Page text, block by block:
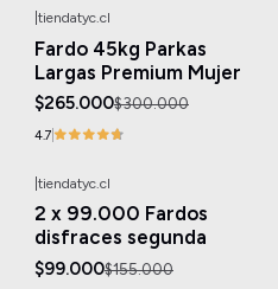
tiendatyc.cl
Fardo 45kg Parkas
Largas Premium Mujer
$265.000$300.000
4.7
tiendatyc.cl
2 x 99.000 Fardos
disfraces segunda
$99.000$155.000